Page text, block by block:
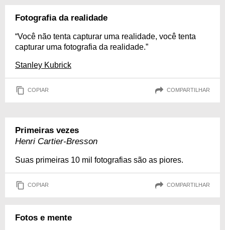
Fotografia da realidade
“Você não tenta capturar uma realidade, você tenta
capturar uma fotografia da realidade.”
Stanley Kubrick
COPIAR COMPARTILHAR
Primeiras vezes
Henri Cartier-Bresson
Suas primeiras 10 mil fotografias são as piores.
COPIAR COMPARTILHAR
Fotos e mente